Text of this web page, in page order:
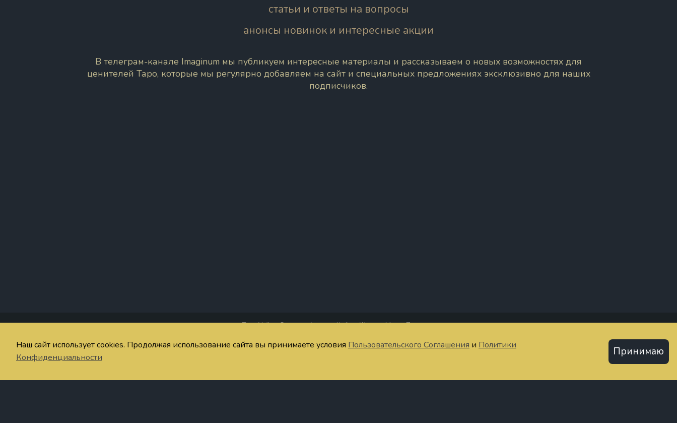
статьи и ответы на вопросы
анонсы новинок и интересные акции
В телеграм-канале Imaginum мы публикуем интересные материалы и рассказываем о новых возможностях для
ценителей Таро, которые мы регулярно добавляем на сайт и специальных предложениях эксклюзивно для наших
подписчиков.
Таро Уэйта Старшие Арканы Кубки Жезлы Мечи Пентакли
Наш сайт использует cookies. Продолжая использование сайта вы принимаете условия Пользовательского Соглашения и Политики
Конфиденциальности
Принимаю